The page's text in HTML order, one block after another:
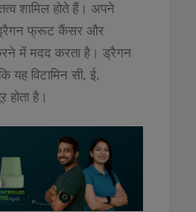
शामिल होते हैं। अपने
ड्रैगन फ्रूट कैंसर और
में मदद करता है। ड्रैगन
विटामिन सी, ई,
होता है।